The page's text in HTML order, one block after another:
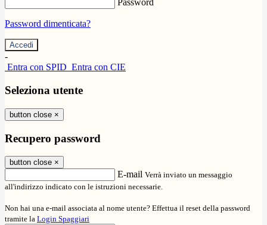
Password
Password dimenticata?
-
Entra con SPID Entra con CIE
Seleziona utente
button close ×
Recupero password
button close ×
E-mail Verrà inviato un messaggio
all'indirizzo indicato con le istruzioni necessarie.
Non hai una e-mail associata al nome utente? Effettua il reset della password
tramite la Login Spaggiari